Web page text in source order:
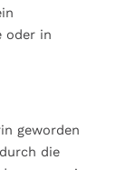
oder in
geworden
die